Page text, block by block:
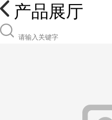
产品展厅